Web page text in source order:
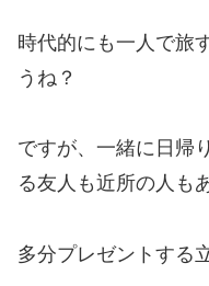
時代的にも一人で旅
うね？
ですが、一緒に日帰
る友人も近所の人も
多分プレゼントする